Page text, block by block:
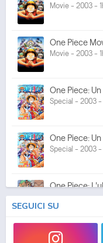
Movie - 2003 -
One Piece
Movie - 2003 -
One Piece:
Special - 2003
One Piece:
Special - 2003
One Piece:
Special - 2003
One Piece:
SEGUICI SU